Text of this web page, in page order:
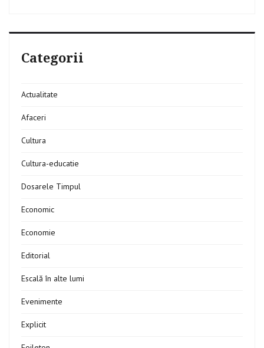
Categorii
Actualitate
Afaceri
Cultura
Cultura-educatie
Dosarele Timpul
Economic
Economie
Editorial
Escală în alte lumi
Evenimente
Explicit